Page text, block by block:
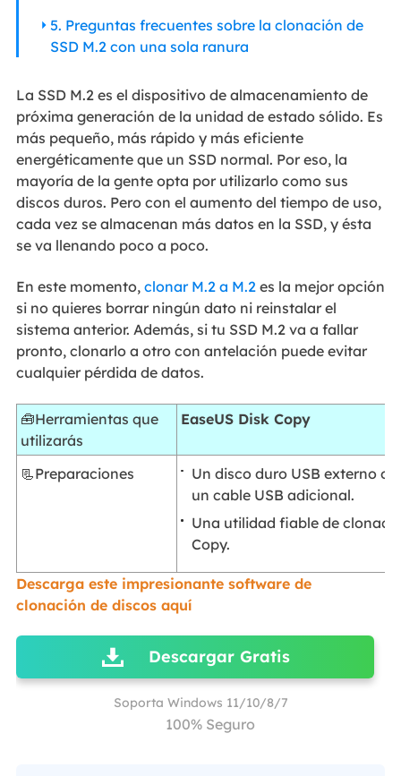
5. Preguntas frecuentes sobre la clonación de
SSD M.2 con una sola ranura
La SSD M.2 es el dispositivo de almacenamiento de
próxima generación de la unidad de estado sólido. Es
más pequeño, más rápido y más eficiente
energéticamente que un SSD normal. Por eso, la
mayoría de la gente opta por utilizarlo como sus
discos duros. Pero con el aumento del tiempo de uso,
cada vez se almacenan más datos en la SSD, y ésta
se va llenando poco a poco.
En este momento, clonar M.2 a M.2es la mejor opción
si no quieres borrar ningún dato ni reinstalar el
sistema anterior. Además, si tu SSD M.2 va a fallar
pronto, clonarlo a otro con antelación puede evitar
cualquier pérdida de datos.
🧰Herramientas que
utilizarás
EaseUS Disk Copy
📃Preparaciones
Un disco duro USB externo o
un cable USB adicional.
Una utilidad fiable de
Copy.
Descarga este impresionante software de
clonación de discos aquí
Descargar Gratis
Soporta Windows 11/10/8/7
100% Seguro